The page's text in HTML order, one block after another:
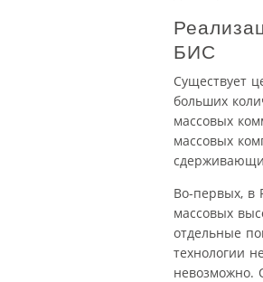
БИС
Существует
больших
массовых
массовых
Во-первых, в
массовых
отдельные
технологии
невозможно.